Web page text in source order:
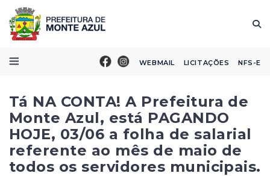
WEBMAIL LICITAÇÕES NFS-E
Tá NA CONTA! A Prefeitura de
Monte Azul, está PAGANDO
HOJE, 03/06 a folha de salarial
referente ao mês de maio de
todos os servidores municipais.